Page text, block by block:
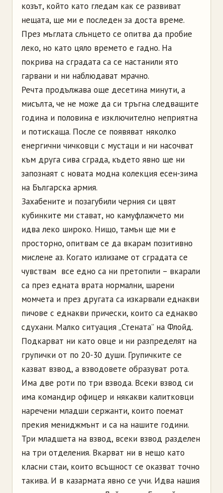
козът, който като гледам как се развиват
нещата, ще ми е последен за доста време.
През мъглата слънцето се опитва да пробие
леко, но като цяло времето е гадно. На
покрива на сградата са се настанили ято
гарвани и ни наблюдават мрачно.
Речта продължава още десетина минути, а
мисълта, че не може да си тръгна следващите
година и половина е изключително неприятна
и потискаща. После се появяват няколко
енергични чичковци с мустаци и ни насочват
към друга сива сграда, където явно ще ни
запознаят с новата модна колекция есен-зима
на Българска армия.
Захабените и позагубили черния си цвят
кубинките ми стават, но камуфлажчето ми
идва леко широко. Нищо, тамън ще ми е
просторно, опитвам се да вкарам позитивно
мислене аз. Когато излизаме от сградата се
чувствам все едно са ни претопили – вкарали
са през едната врата нормални, шарени
момчета и през другата са изкарвали еднакви
пичове с еднакви прически, които са еднакво
сдухани. Малко ситуация „Стената” на Флойд.
Подкарват ни като овце и ни разпределят на
групички от по 20-30 души. Групичките се
казват взвод, а взводовете образуват рота.
Има две роти по три взвода. Всеки взвод си
има командир офицер и някакви калитковци
наречени младши сержанти, които поемат
прекия мениджмънт и са на нашите години.
Три младшета на взвод, всеки взвод разделен
на три отделения. Вкарват ни в нещо като
класни стаи, които всъщност се оказват точно
такива. И в казармата явно се учи. Идва нашия